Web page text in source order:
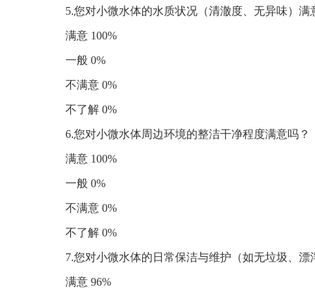
5.您对小微水体的水质状况（清澈度、无异味）满
满意 100%
一般 0%
不满意 0%
不了解 0%
6.您对小微水体周边环境的整洁干净程度满意吗？
满意 100%
一般 0%
不满意 0%
不了解 0%
7.您对小微水体的日常保洁与维护（如无垃圾、漂
满意 96%